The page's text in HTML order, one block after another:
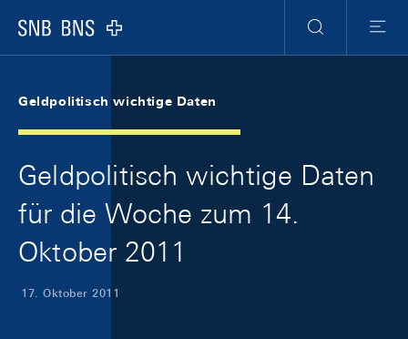
Logo
Suche
Menu
Geldpolitisch wichtige Daten
Geldpolitisch wichtige Daten
für die Woche zum 14.
Oktober 2011
17. Oktober 2011